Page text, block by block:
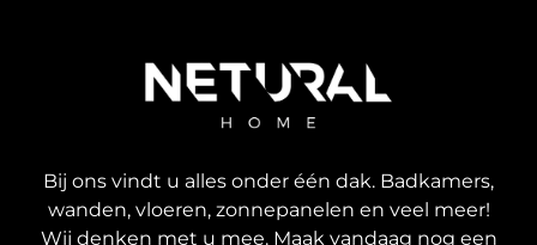
Bij ons vindt u alles onder één dak. Badkamers,
wanden, vloeren, zonnepanelen en veel meer!
Wij denken met u mee. Maak vandaag nog een